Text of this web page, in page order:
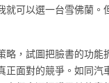
就可以選一台雪佛蘭
略，試圖把臉書的功能
正面對的競爭。如同